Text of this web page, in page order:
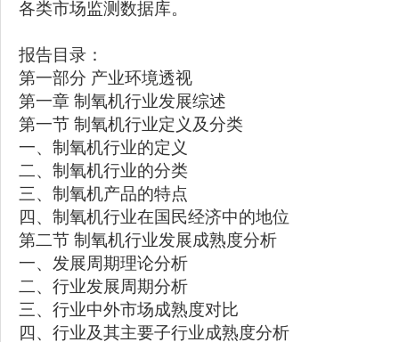
各类市场监测数据库。
报告目录：
第一部分 产业环境透视
第一章 制氧机行业发展综述
第一节 制氧机行业定义及分类
一、制氧机行业的定义
二、制氧机行业的分类
三、制氧机产品的特点
四、制氧机行业在国民经济中的地位
第二节 制氧机行业发展成熟度分析
一、发展周期理论分析
二、行业发展周期分析
三、行业中外市场成熟度对比
四、行业及其主要子行业成熟度分析